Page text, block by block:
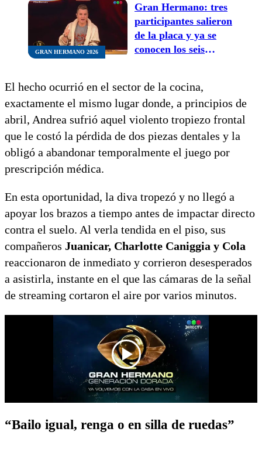
GRAN HERMANO 2026
Gran Hermano: tres
participantes salieron
de la placa y ya se
conocen los seis
El hecho ocurrió en el sector de la cocina,
exactamente el mismo lugar donde, a principios de
abril, Andrea sufrió aquel violento tropiezo frontal
que le costó la pérdida de dos piezas dentales y la
obligó a abandonar temporalmente el juego por
prescripción médica.
En esta oportunidad, la diva tropezó y no llegó a
apoyar los brazos a tiempo antes de impactar directo
contra el suelo. Al verla tendida en el piso, sus
compañeros Juanicar, Charlotte Caniggia y Cola
reaccionaron de inmediato y corrieron desesperados
a asistirla, instante en el que las cámaras de la señal
de streaming cortaron el aire por varios minutos.
“Bailo igual, renga o en silla de ruedas”